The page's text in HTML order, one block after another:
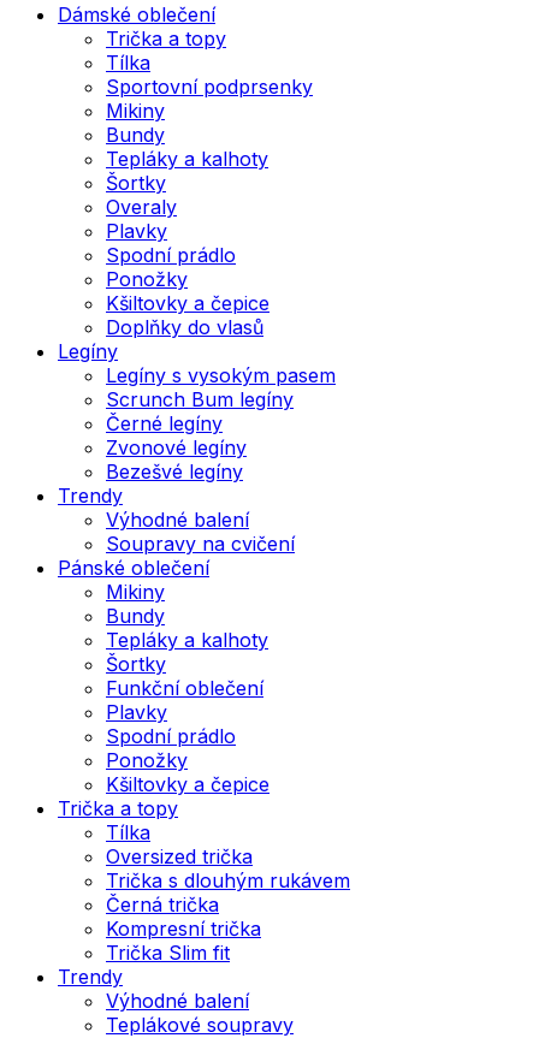
Dámské oblečení
Trička a topy
Tílka
Sportovní podprsenky
Mikiny
Bundy
Tepláky a kalhoty
Šortky
Overaly
Plavky
Spodní prádlo
Ponožky
Kšiltovky a čepice
Doplňky do vlasů
Legíny
Legíny s vysokým pasem
Scrunch Bum legíny
Černé legíny
Zvonové legíny
Bezešvé legíny
Trendy
Výhodné balení
Soupravy na cvičení
Pánské oblečení
Mikiny
Bundy
Tepláky a kalhoty
Šortky
Funkční oblečení
Plavky
Spodní prádlo
Ponožky
Kšiltovky a čepice
Trička a topy
Tílka
Oversized trička
Trička s dlouhým rukávem
Černá trička
Kompresní trička
Trička Slim fit
Trendy
Výhodné balení
Teplákové soupravy